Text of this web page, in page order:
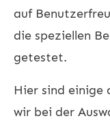
auf
die speziellen
getestet.
Hier sind
wir bei der